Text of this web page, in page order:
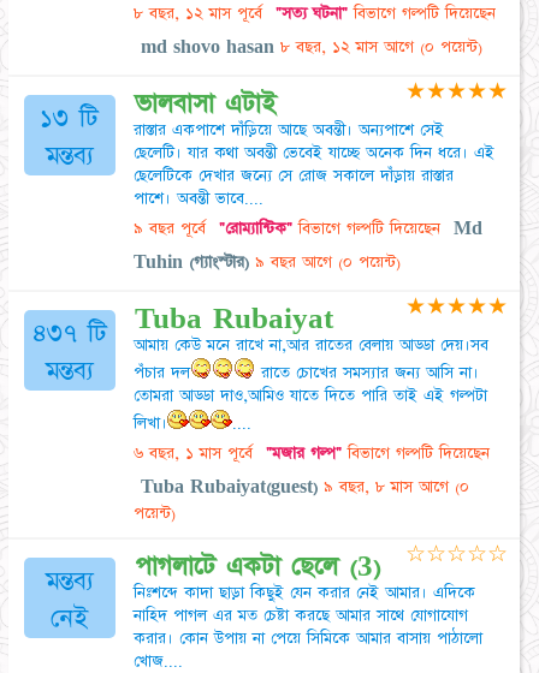
৮ বছর, ১২ মাস পূর্বে "সত্য ঘটনা"বিভাগে গল্পটি দিয়েছেন
md shovo hasan ৮ বছর, ১২ মাস আগে (০ পয়েন্ট)
১৩ টি
মন্তব্য
ভালবাসা এটাই
রাস্তার একপাশে দাঁড়িয়ে আছে অবন্তী। অন্যপাশে সেই
ছেলেটি। যার কথা অবন্তী ভেবেই যাচ্ছে অনেক দিন ধরে। এই
ছেলেটিকে দেখার জন্যে সে রোজ সকালে দাঁড়ায় রাস্তার
পাশে। অবন্তী ভাবে....
৯ বছর পূর্বে "রোম্যান্টিক"বিভাগে গল্পটি দিয়েছেন
Md
Tuhin (গ্যাংস্টার) ৯ বছর আগে (০ পয়েন্ট)
★★★★★
৪৩৭ টি
মন্তব্য
Tuba Rubaiyat
আমায় কেউ মনে রাখে না,আর রাতের বেলায় আড্ডা দেয়।সব
পঁচার দল
রাতে চোখের সমস্যার জন্য আসি না।
তোমরা আড্ডা দাও,আমিও যাতে দিতে পারি তাই এই গল্পটা
লিখা।
....
৬ বছর, ১ মাস পূর্বে "মজার গল্প"বিভাগে গল্পটি দিয়েছেন
Tuba Rubaiyat(guest) ৯ বছর, ৮ মাস আগে (০
পয়েন্ট)
★★★★★
মন্তব্য
নেই
পাগলাটে একটা ছেলে (3)
নিঃশব্দে কাদা ছাড়া কিছুই যেন করার নেই আমার। এদিকে
নাহিদ পাগল এর মত চেষ্টা করছে আমার সাথে যোগাযোগ
করার। কোন উপায় না পেয়ে সিমিকে আমার বাসায় পাঠালো
খোজ....
☆☆☆☆☆